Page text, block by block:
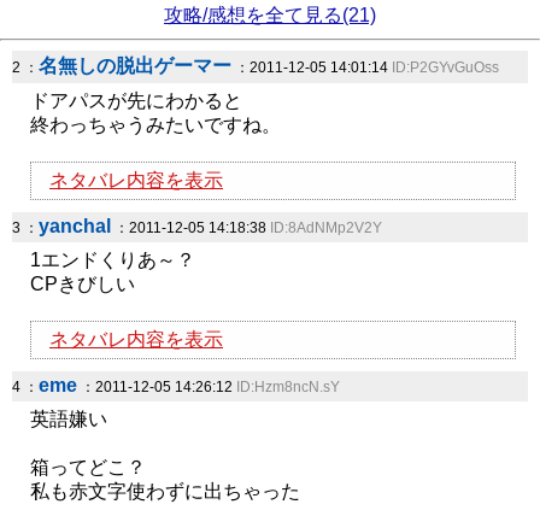
攻略/感想を全て見る(21)
2 ： 名無しの脱出ゲーマー ：2011-12-05 14:01:14 ID:P2GYvGuOss
ドアパスが先にわかると
終わっちゃうみたいですね。
ネタバレ内容を表示
3 ： yanchal ：2011-12-05 14:18:38 ID:8AdNMp2V2Y
1エンドくりあ～？
CPきびしい
ネタバレ内容を表示
4 ： eme ：2011-12-05 14:26:12 ID:Hzm8ncN.sY
英語嫌い
箱ってどこ？
私も赤文字使わずに出ちゃった